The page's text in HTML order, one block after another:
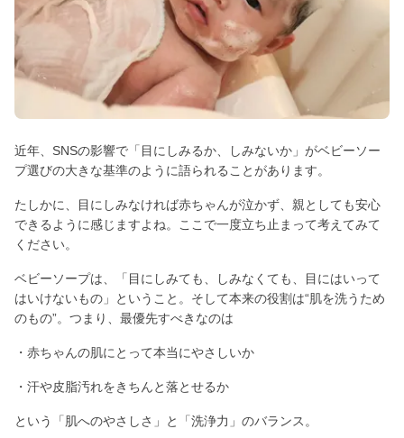
近年、SNSの影響で「目にしみるか、しみないか」がベビーソー
プ選びの大きな基準のように語られることがあります。
たしかに、目にしみなければ赤ちゃんが泣かず、親としても安心
できるように感じますよね。ここで一度立ち止まって考えてみて
ください。
ベビーソープは、「目にしみても、しみなくても、目にはいって
はいけないもの」ということ。そして本来の役割は“肌を洗うため
のもの”。つまり、最優先すべきなのは
・赤ちゃんの肌にとって本当にやさしいか
・汗や皮脂汚れをきちんと落とせるか
という「肌へのやさしさ」と「洗浄力」のバランス。